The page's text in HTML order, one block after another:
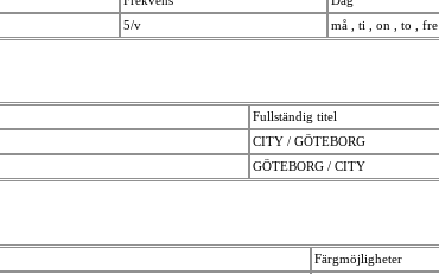
5/v må , ti , on , to , fre
Fullständig titel
CITY / GÖTEBORG
GÖTEBORG / CITY
Färgmöjligheter